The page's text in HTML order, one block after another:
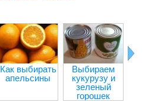
Как выбирать
апельсины
Выбираем
кукурузу и
зеленый
горошек